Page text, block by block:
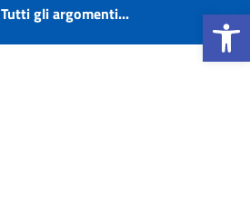
Apri la
Tutti gli argomenti...